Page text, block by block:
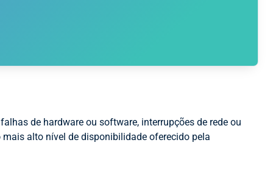
de hardware ou software, interrupções de rede ou
alto nível de disponibilidade oferecido pela